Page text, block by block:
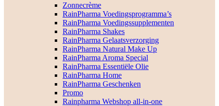
Zonnecrème
RainPharma Voedingsprogramma’s
RainPharma Voedingssupplementen
RainPharma Shakes
RainPharma Gelaatsverzorging
RainPharma Natural Make Up
RainPharma Aroma Special
RainPharma Essentiële Olie
RainPharma Home
RainPharma Geschenken
Promo
Rainpharma Webshop all-in-one